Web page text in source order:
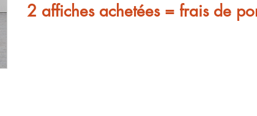
2 affiches achetées = frais de